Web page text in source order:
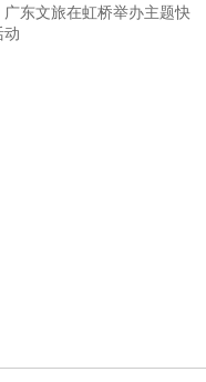
广东文旅在虹桥举办主题快
动